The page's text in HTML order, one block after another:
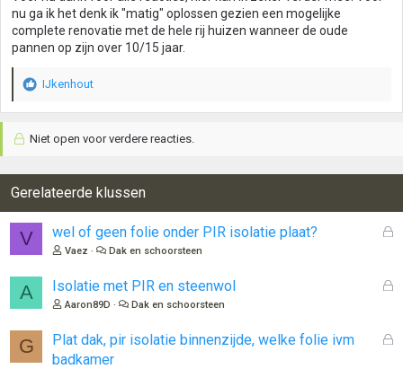
nu ga ik het denk ik "matig" oplossen gezien een mogelijke
complete renovatie met de hele rij huizen wanneer de oude
pannen op zijn over 10/15 jaar.
W
r
e
r
n
g
e
IJkenhout
Niet open voor verdere reacties.
Gerelateerde klussen
V
G
n
wel of geen folie onder PIR isolatie plaat?
Vaez Dak en schoorsteen
A
G
Isolatie met PIR en steenwol
Aaron89D Dak en schoorsteen
G
G
Plat dak, pir isolatie binnenzijde, welke folie ivm
badkamer